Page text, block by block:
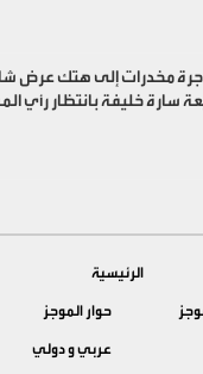
مخدرات إلى هتك عرض
سارة خليفة بانتظار رأي
الرئيسية
حوار الموجز
عربي و دولي